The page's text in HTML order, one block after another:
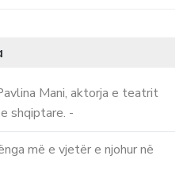
Mani, aktorja e teatrit
shqiptare. -
më e vjetër e njohur në